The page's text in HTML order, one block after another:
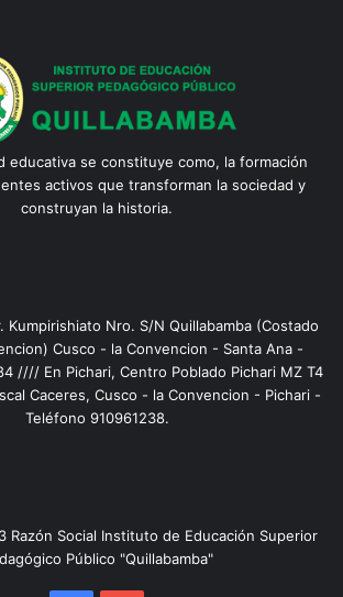
educativa se constituye como, la formación
activos que transforman la sociedad y
construyan la historia.
Kumpirishiato Nro. S/N Quillabamba (Costado
Cusco - la Convencion - Santa Ana -
//// En Pichari, Centro Poblado Pichari MZ T4
Caceres, Cusco - la Convencion - Pichari -
Teléfono 910961238.
Razón Social Instituto de Educación Superior
Público "Quillabamba"